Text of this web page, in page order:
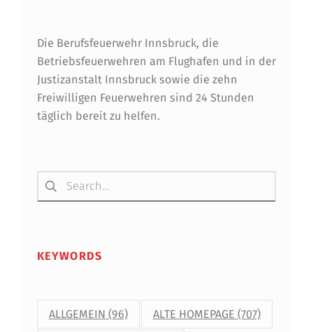
Die Berufsfeuerwehr Innsbruck, die
Betriebsfeuerwehren am Flughafen und in der
Justizanstalt Innsbruck sowie die zehn
Freiwilligen Feuerwehren sind 24 Stunden
täglich bereit zu helfen.
Suchen nach:
KEYWORDS
ALLGEMEIN (96) ALTE HOMEPAGE (707)